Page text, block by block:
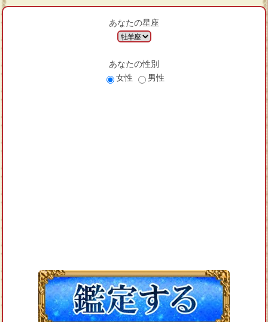
あなたの星座
あなたの性別
女性
男性